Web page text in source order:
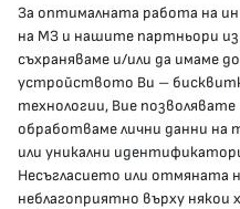
КОНТАКТИ
гр.София, 1000, пл.
За оптималната работа на
на МЗ и нашите партньори
съхраняваме и/или да имаме
устройството Ви –
технологии, Вие
обработваме лични данни на
или уникални
Несъгласието или отмяната
неблагоприятно върху